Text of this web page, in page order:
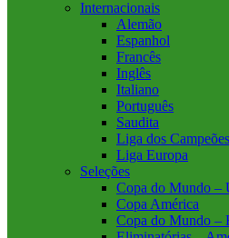
Internacionais
Alemão
Espanhol
Francês
Inglês
Italiano
Português
Saudita
Liga dos Campeões
Liga Europa
Seleções
Copa do Mundo –
Copa América
Copa do Mundo –